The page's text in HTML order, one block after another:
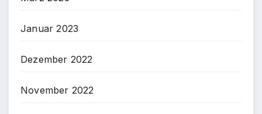
Januar 2023
Dezember 2022
November 2022